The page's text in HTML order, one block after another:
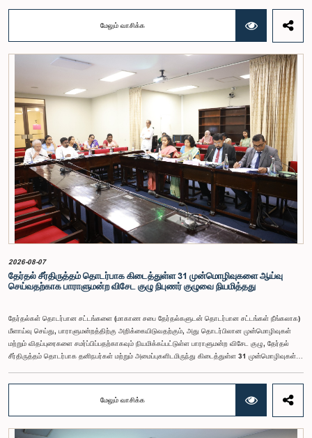
நிதி பற்றிய குழுக் கூட்டத்திலேயே இந்த அங்கீகாரம் வழங்கப்பட்டது.இலங்கை ஜனநாயக சோசலிசக்
குடியரசின் அரசியலமைப்பின் 153(2) ஆம் உறுப்புரையின் பிரகாரம், கணக்காய்வாளர் நாயகத்தின்
சம்பளம் தொடர்பான பிரேரணை குழுவின் கவனத்திற்கு கொண்டு வரப்பட்டது.இதன்போது,
கணக்காய்வாளர் நாயகத்தின் பொறுப்புகள், அரச நிதி மேற்பார்வை மற்றும் கணக்காய்வுத் துறையின்
சுயாதீனத் தன்மை உள்ளிட்ட விடயங்களை கருத்தில் கொண்டு, சம்பள மட்டம் தொடர்பாக குழுத்
தலைவர் உள்ளிட்ட உறுப்பினர்கள் தமது கருத்துகளையும் பரிந்துரைகளையும் முன்வைத்தனர்.மேலும்,
அரசியலமைப்பின் 170 ஆம் உறுப்புரையின் பிரகாரம், கணக்காய்வாளர் நாயகம் ஒரு அரசாங்க ஊழியர்
அல்ல என்பதையும், நடைமுறையில் உள்ள அரசாங்க சம்பள அளவுகோலுக்கு வெளியே இப்பதவிக்கான
சம்பளத்தை விசேடமாக பரிசீலிக்க முடியும் என்பதையும் குழு சுட்டிக்காட்டியது.முன்மொழியப்பட்ட சம்பளத்
தொகை, முன்னர் பதவி வகித்த கணக்காய்வாளர் நாயகங்களின் சம்பளங்களையும் கருத்தில் கொண்டு
நிர்ணயிக்கப்பட்டதாக அதிகாரிகள் தெரிவித்தனர். இதற்கு முன்னர், சம்பளங்கள் மற்றும் பணியாளர்
ஆணைக்குழுவே இத்தகைய சம்பளங்களை நிர்ணயித்து வந்த போதிலும், தற்போது அத்தகைய
ஆணைக்குழு இல்லையெனவும் அதிகாரிகள் குறிப்பிட்டனர்.கணக்காய்வாளர் நாயகத்திற்கான
முன்மொழியப்பட்ட சம்பள மட்டத்தை குழு அங்கீகரித்திருந்தாலும், அப்பதவிக்கு வழங்கப்பட்டுள்ள
பொறுப்புகள் மற்றும் கடமைகளின் முக்கியத்துவத்தை கருத்தில் கொண்டு, அந்தச் சம்பளம் மேலும்
உயர்ந்த மட்டத்தில் இருக்க வேண்டும் என்ற கருத்தை குழுத் தலைவர் உள்ளிட்ட உறுப்பினர்கள்
முன்வைத்தனர்.அதன்படி, எதிர்காலத்தில் இச்சம்பள மட்டம் தொடர்பாக மேலும் கவனம் செலுத்தி
தேவையான தீர்மானங்கள் எடுக்கப்பட வேண்டியதன் அவசியம் குழுவில் வலியுறுத்தப்பட்டது. மேலும்,
நிரந்தரமானதும் சுயாதீனமானதுமான சம்பள மற்றும் பணியாளர் ஆணைக்குழுவை நிறுவுவதற்கான
யோசனையையும் குழுத் தலைவர் முன்வைத்தார்.
மேலும் வாசிக்க
2026-08-07
தேர்தல் சீர்திருத்தம் தொடர்பாக கிடைத்துள்ள 31 முன்மொழிவுகளை ஆய்வு
செய்வதற்காக பாராளுமன்ற விசேட குழு நிபுணர் குழுவை நியமித்தது
தேர்தல்கள் தொடர்பான சட்டங்களை (மாகாண சபை தேர்தல்களுடன் தொடர்பான சட்டங்கள் நீங்கலாக)
மீளாய்வு செய்து, பாராளுமன்றத்திற்கு அறிக்கையிடுவதற்கும், அது தொடர்பிலான முன்மொழிவுகள்
மற்றும் விதப்புரைகளை சமர்ப்பிப்பதற்காகவும் நியமிக்கப்பட்டுள்ள பாராளுமன்ற விசேட குழு, தேர்தல்
சீர்திருத்தம் தொடர்பாக தனிநபர்கள் மற்றும் அமைப்புகளிடமிருந்து கிடைத்துள்ள 31 முன்மொழிவுகள்
நியமித்துள்ளது.கௌரவ பொது நிர்வாக, மாகாண சபைகள் மற்றும் உள்ளூராட்சி அமைச்சர் பேராசிரியர்
ஏ.எச்.எம்.எச்.அபயரத்ன அவர்கள் தலைமையில் அண்மையில் பாராளுமன்றத்தில் நடைபெற்ற குறித்த
விசேட குழுக் கூட்டத்தின் போதே இத்தீர்மானம் எடுக்கப்பட்டது.2004, 2007 மற்றும் 2022 ஆம்
ஆண்டுகளில் வெளியிடப்பட்ட பாராளுமன்ற விசேட குழுக்களின் அறிக்கைகள் மற்றும் தனிநபர்கள்,
மேலும் வாசிக்க